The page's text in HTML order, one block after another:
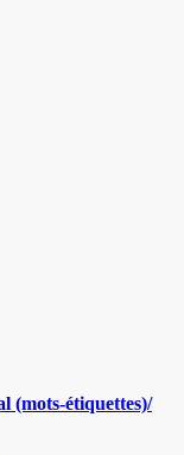
(mots-étiquettes)/